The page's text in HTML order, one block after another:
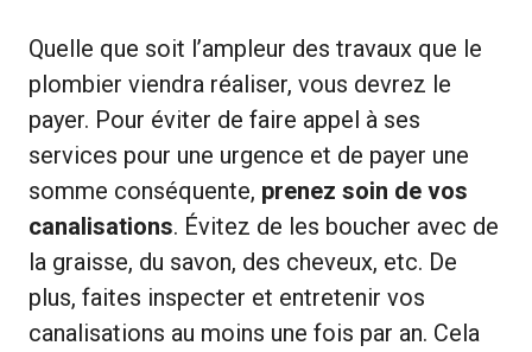
Quelle que soit l’ampleur des travaux que le
plombier viendra réaliser, vous devrez le
payer. Pour éviter de faire appel à ses
services pour une urgence et de payer une
somme conséquente, prenez soin de vos
canalisations. Évitez de les boucher avec de
la graisse, du savon, des cheveux, etc. De
plus, faites inspecter et entretenir vos
canalisations au moins une fois par an. Cela